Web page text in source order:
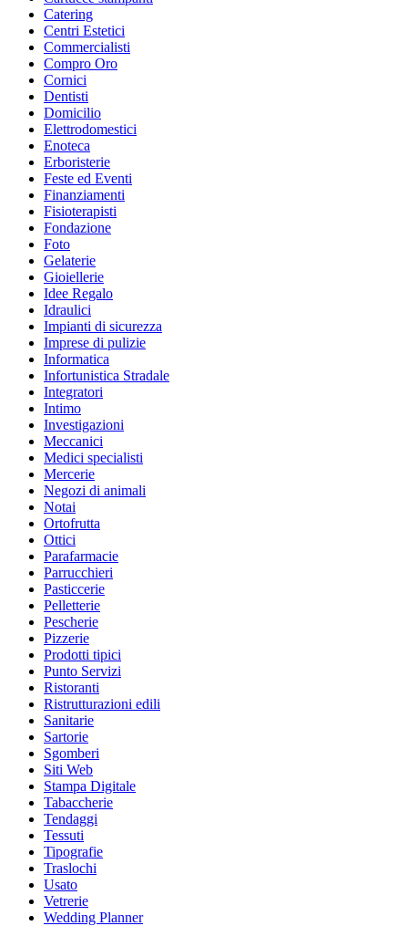
Catering
Centri Estetici
Commercialisti
Compro Oro
Cornici
Dentisti
Domicilio
Elettrodomestici
Enoteca
Erboristerie
Feste ed Eventi
Finanziamenti
Fisioterapisti
Fondazione
Foto
Gelaterie
Gioiellerie
Idee Regalo
Idraulici
Impianti di sicurezza
Imprese di pulizie
Informatica
Infortunistica Stradale
Integratori
Intimo
Investigazioni
Meccanici
Medici specialisti
Mercerie
Negozi di animali
Notai
Ortofrutta
Ottici
Parafarmacie
Parrucchieri
Pasticcerie
Pelletterie
Pescherie
Pizzerie
Prodotti tipici
Punto Servizi
Ristoranti
Ristrutturazioni edili
Sanitarie
Sartorie
Sgomberi
Siti Web
Stampa Digitale
Tabaccherie
Tendaggi
Tessuti
Tipografie
Traslochi
Usato
Vetrerie
Wedding Planner